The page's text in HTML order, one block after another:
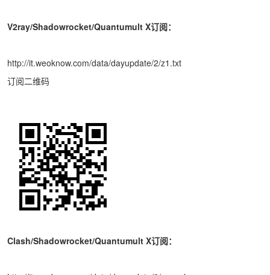
V2ray/Shadowrocket/Quantumult X订阅：
http://it.weoknow.com/data/dayupdate/2/z1.txt
订阅二维码
Clash/Shadowrocket/Quantumult X订阅：